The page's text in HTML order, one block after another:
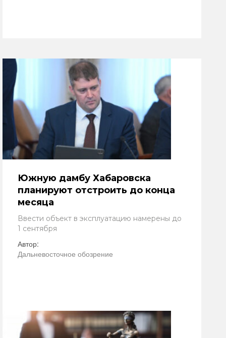
Южную дамбу Хабаровска
планируют отстроить до конца
месяца
Ввести объект в эксплуатацию намерены до
1 сентября
Автор:
Дальневосточное обозрение